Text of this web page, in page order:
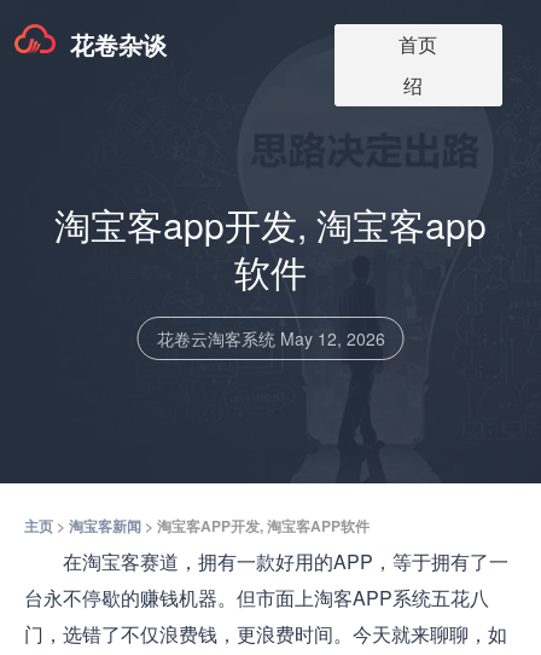
关于我们
淘宝客博客
淘宝客软件更
新
淘宝客app版本
价格
淘宝客app介
绍
首页
花卷杂谈
淘宝客app开发, 淘宝客app
软件
花卷云淘客系统 May 12, 2026
主页 > 淘宝客新闻 > 淘宝客APP开发, 淘宝客APP软件
在淘宝客赛道，拥有一款好用的APP，等于拥有了一
台永不停歇的赚钱机器。但市面上淘客APP系统五花八
门，选错了不仅浪费钱，更浪费时间。今天就来聊聊，如